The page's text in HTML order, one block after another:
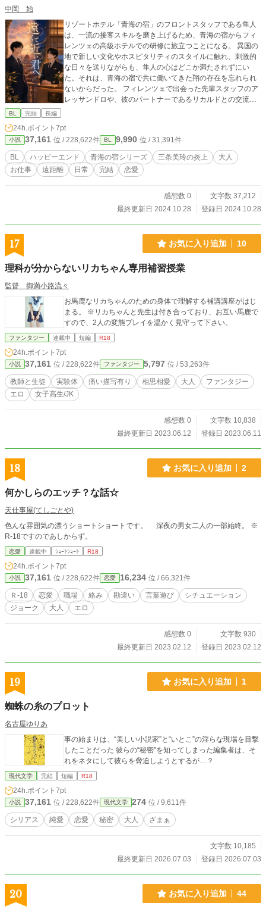
中岡 始
リゾートホテル「青海の宿」のフロントスタッフである隼人
は、一流の接客スキルを磨き上げるため、青海の宿からフィ
レンツェの高級ホテルでの研修に旅立つことになる。 異国の
地で新しい文化やホスピタリティのスタイルに触れ、刺激的
な日々を送りながらも、隼人の心はどこか満たされずにい
た。それは、青海の宿で共に働いてきた翔の存在を忘れられ
ないからだった。 フィレンツェで出会った先輩スタッフのア
レッサンドロや、彼のパートナーであるリカルドとの交流を
と深いものだと気づき始める。 一方、隼人のいない青海の宿
では、翔が新人スタッフ・健一の指導を通じて成長し、隼人
の存在の大きさに改めて気づいていく。隼人がいないことで
感じる空虚感の中で、翔もまた、隼人への特別な想いを自覚
し始める。 再び巡り会う日が近づく中、二人の心の距離はど
って深まる絆。友情を超えた特別な感情が芽生える中、隼人
と翔は本当の気持ちを互いに伝えられるのか――。 心の揺れ
BL 完結 長編
24h.ポイント 7pt
小説 37,161 位 / 228,622件 BL 9,990 位 / 31,391件
BL ハッピーエンド 青海の宿シリーズ 三条美玲の炎上
大人
お仕事
遠距離 日常 完結 恋愛
感想数 0
文字数 37,212
最終更新日 2024.10.28
登録日 2024.10.28
17 お気に入り追加 10
理科が分からないリカちゃん専用補習授業
監督 御満小路流々
お馬鹿なリカちゃんのための身体で理解する補講講座がはじ
まる。 ※リカちゃんと先生は付き合っており、お互い馬鹿で
すので、2人の変態プレイを温かく見守って下さい。
ファンタジー 連載中 短編 R18
24h.ポイント 7pt
小説 37,161 位 / 228,622件 ファンタジー 5,797 位 / 53,263件
教師と生徒 実験体 痛い描写有り 相思相愛 大人
ファンタジー
エロ
女子高生/JK
感想数 0
文字数 10,838
最終更新日 2023.06.12
登録日 2023.06.11
18 お気に入り追加 2
何かしらのエッチ？な話☆
天仕事屋(てしごとや)
色んな雰囲気の漂うショートショートです。 深夜の男女二人の一部始終。 ※
R-18ですのであしからず。
恋愛 連載中 ｼｮｰﾄｼｮｰﾄ R18
24h.ポイント 7pt
小説 37,161 位 / 228,622件 恋愛 16,234 位 / 66,321件
Ｒ-18 恋愛 職場 絡み 勘違い 言葉遊び
シチュエーション
ジョーク
大人 エロ
感想数 0
文字数 930
最終更新日 2023.02.12
登録日 2023.02.12
19 お気に入り追加 1
蜘蛛の糸のプロット
名古屋ゆりあ
事の始まりは、“美しい小説家”と“いとこ”の淫らな現場を目撃
したことだった 彼らの“秘密”を知ってしまった編集者は、そ
れをネタにして彼らを脅迫しようとするが…？
現代文学 完結 短編 R18
24h.ポイント 7pt
小説 37,161 位 / 228,622件 現代文学 274 位 / 9,611件
シリアス 純愛 恋愛 秘密 大人 ざまぁ
文字数 10,185
最終更新日 2026.07.03
登録日 2026.07.03
20 お気に入り追加 44